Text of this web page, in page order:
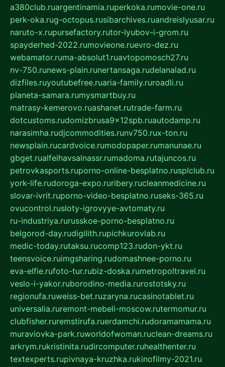
a380club.ruargentinamia.ruperkoka.rumovie-one.ru
perk-oka.rug-octopus.rusibarchives.ruandreislyusar.ru
naruto-x.rupursefactory.rutor-lyubov-i-grom.ru
spayderhed-2022.rumovieone.ruevro-dez.ru
webamator.ruma-absolut1.ruavtopomosch27.ru
nv-750.runews-plain.runertansaga.rudelanalad.ru
dizfiles.ruyoutubefree.ruaria-family.ruroadli.ru
planeta-samara.rumysmartbuy.ru
matrasy-kemerovo.ruashanet.rutrade-farm.ru
dotcustoms.rudomizbrusa9x12spb.ruautodamp.ru
narasimha.rudjcommodities.runv750.rux-ton.ru
newsplain.rucardvoice.rumodopaper.rumanunae.ru
gbget.rualfeihavsalnassr.rumadoma.rutajuncos.ru
petrovkasports.ruporno-online-besplatno.rusplclub.ru
york-life.rudoroga-expo.ruribery.rucleanmedicine.ru
slovar-ivrit.ruporno-video-besplatno.ruseks-365.ru
ovucontrol.rusloty-igrovyye-avtomaty.ru
ru-industriya.rurusskoe-porno-besplatno.ru
belgorod-day.rudigilith.rupichkurovlab.ru
medic-today.rutaksu.rucomp123.rudon-ykt.ru
teensvoice.ruimgsharing.rudomashnee-porno.ru
eva-elfie.rufoto-tur.rubiz-doska.rumetropoltravel.ru
veslo-i-yakor.ruborodino-media.rurostotsky.ru
regionufa.ruweiss-bet.ruzaryna.rucasinotablet.ru
universalia.ruremont-mebeli-moscow.rutermomur.ru
clubfisher.ruremstirufa.ruerdamchi.rudoramamama.ru
muraviovka-park.ruworldofwoman.ruclean-dreams.ru
arkrym.rukristinita.rudircomputer.ruhealthenter.ru
textexperts.rupivnaya-kruzhka.rukinofilmy-2021.ru